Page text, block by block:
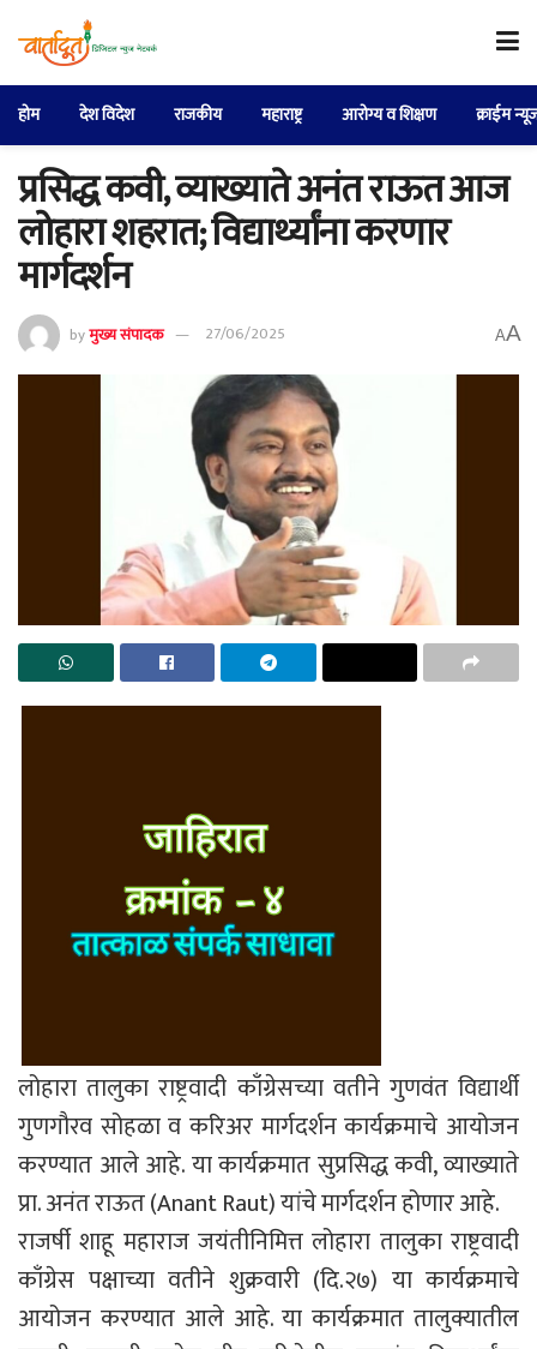
होम देश विदेश राजकीय महाराष्ट्र आरोग्य व शिक्षण क्राईम
प्रसिद्ध कवी, व्याख्याते अनंत राऊत आज
लोहारा शहरात; विद्यार्थ्यांना करणार
मार्गदर्शन
byमुख्य संपादक 27/06/2025 AA
लोहारा तालुका राष्ट्रवादी काँग्रेसच्या वतीने गुणवंत विद्यार्थी
गुणगौरव सोहळा व करिअर मार्गदर्शन कार्यक्रमाचे आयोजन
करण्यात आले आहे. या कार्यक्रमात सुप्रसिद्ध कवी, व्याख्याते
प्रा. अनंत राऊत (Anant Raut) यांचे मार्गदर्शन होणार आहे.
राजर्षी शाहू महाराज जयंतीनिमित्त लोहारा तालुका राष्ट्रवादी
काँग्रेस पक्षाच्या वतीने शुक्रवारी (दि.२७) या कार्यक्रमाचे
आयोजन करण्यात आले आहे. या कार्यक्रमात तालुक्यातील